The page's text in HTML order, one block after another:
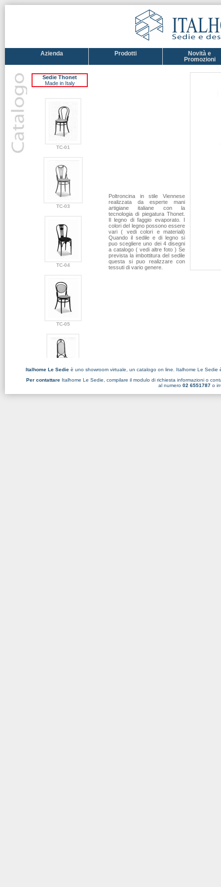
Azienda Prodotti
Novità e
Promozioni
Sedie Thonet
Made in Italy
TC-01
TC-03
TC-04
TC-05
TC-06
Poltroncina in stile Viennese
realizzata da esperte mani
artigiane italiane con la
tecnologia di piegatura Thonet.
Il legno di faggio evaporato. I
colori del legno possono essere
vari ( vedi colori e materiali)
Quando il sedile e di legno si
puo scegliere uno dei 4 disegni
a catalogo ( vedi altre foto ) Se
prevista la imbottitura del sedile
questa si puo realizzare con
tessuti di vario genere.
Italhome Le Sedieè uno showroom virtuale, un catalogo on line. Italhome Le
Per contattare Italhome Le Sedie, compilare il modulo di richiesta informazioni o
al numero 02 6551787o